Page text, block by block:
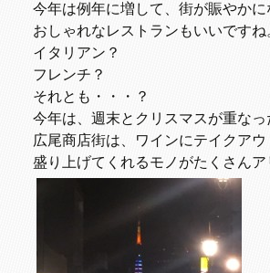
今年は例年に増して、街が賑やかに
おしゃれなレストランもいいですね
イタリアン？
フレンチ？
それとも・・・？
今年は、週末とクリスマスが重な
広尾商店街は、ワインにテイクア
盛り上げてくれるモノがたくさんア